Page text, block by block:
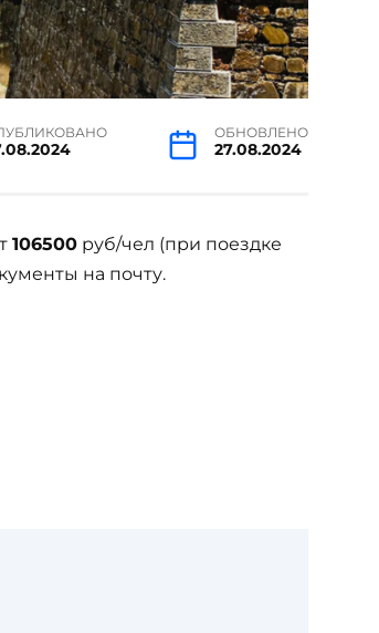
ОБНОВЛЕНО
27.08.2024
106500 руб/чел (при поездке
на почту.